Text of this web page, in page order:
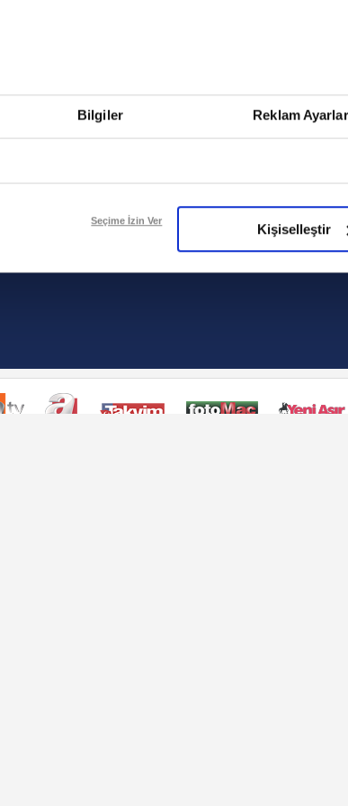
Bilgiler Reklam
Seçime İzin Ver
Kişiselleştir
basından gündem olan manşetler!
Beşiktaş'ın UEFA Avrupa Ligi'nde 3. Ön
Eleme Turu muhtemel rakipleri belli oldu!
/ DİĞER
& PUAN
/ LİGLER &
BASKETBOL / MİLLİ
RSS
VERİ POLİTİKASI